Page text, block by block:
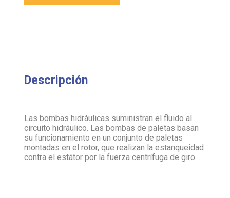
Descripción
Las bombas hidráulicas suministran el fluido al
circuito hidráulico. Las bombas de paletas basan
su funcionamiento en un conjunto de paletas
montadas en el rotor, que realizan la estanqueidad
contra el estátor por la fuerza centrífuga de giro